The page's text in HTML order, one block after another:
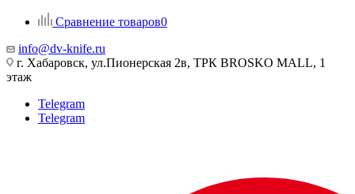
Сравнение товаров0
info@dv-knife.ru
г. Хабаровск, ул.Пионерская 2в, ТРК BROSKO MALL, 1
этаж
Telegram
Telegram